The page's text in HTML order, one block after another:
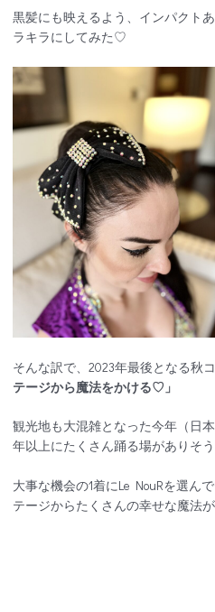
黒髪にも映えるよう、インパクト
ラキラにしてみた♡
そんな訳で、2023年最後となる秋
テージから魔法をかける♡」
観光地も大混雑となった今年（日
年以上にたくさん踊る場がありそう
大事な機会の1着にLe NouRを選ん
テージからたくさんの幸せな魔法